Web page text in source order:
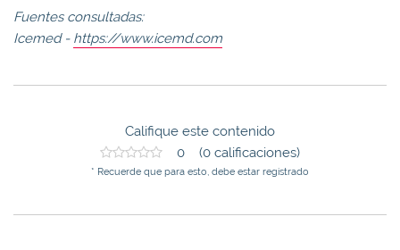
Fuentes consultadas:
Icemed - https://www.icemd.com
Califique este contenido
0 (0 calificaciones)
* Recuerde que para esto, debe estar registrado